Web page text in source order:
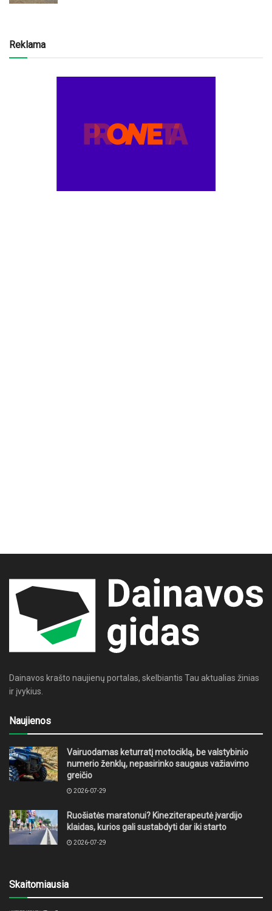
Reklama
Dainavos krašto naujienų portalas, skelbiantis Tau aktualias žinias
ir įvykius.
Naujienos
Vairuodamas keturratį motociklą, be valstybinio
numerio ženklų, nepasirinko saugaus važiavimo
greičio
2026-07-29
Ruošiatės maratonui? Kineziterapeutė įvardijo
klaidas, kurios gali sustabdyti dar iki starto
2026-07-29
Skaitomiausia